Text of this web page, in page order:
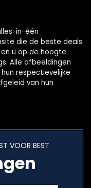
in-één
die de beste deals
u op de hoogte
Alle afbeeldingen
respectievelijke
van hun
VOOR BEST